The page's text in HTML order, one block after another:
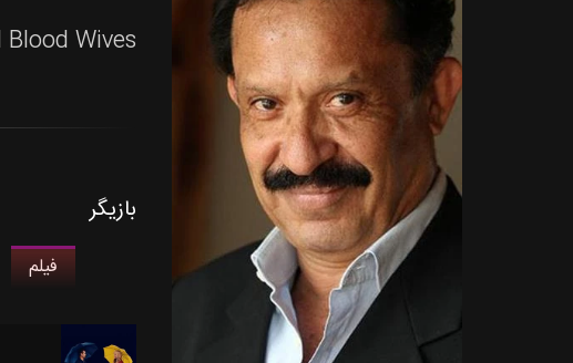
Wives.
بازیگر
فیلم